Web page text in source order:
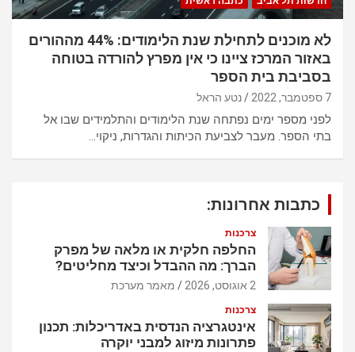
לא מוכנים לתחילת שנת הלימודים: 44% מההורים
באזור המרכז ציינו כי אין מפרץ להורדה בטוחה
בסביבת בית הספר
7 ספטמבר, 2022 נטע הראל
לפני מספר ימים נפתחה שנת הלימודים והתלמידים שבו אל
בתי הספר. מעבר לצביעת הכיתות והגדרות, ניקוי…
כתבות אחרונות:
צרכנות
החלפה חלקית או מלאה של מפרק
הברך: מה ההבדל וכיצד מחליטים?
2 אוגוסט, 2026 מאמר מערכת
צרכנות
אינטגרציה הנדסית באדריכלות: תכנון
פתרונות מיזוג למבני יוקרה